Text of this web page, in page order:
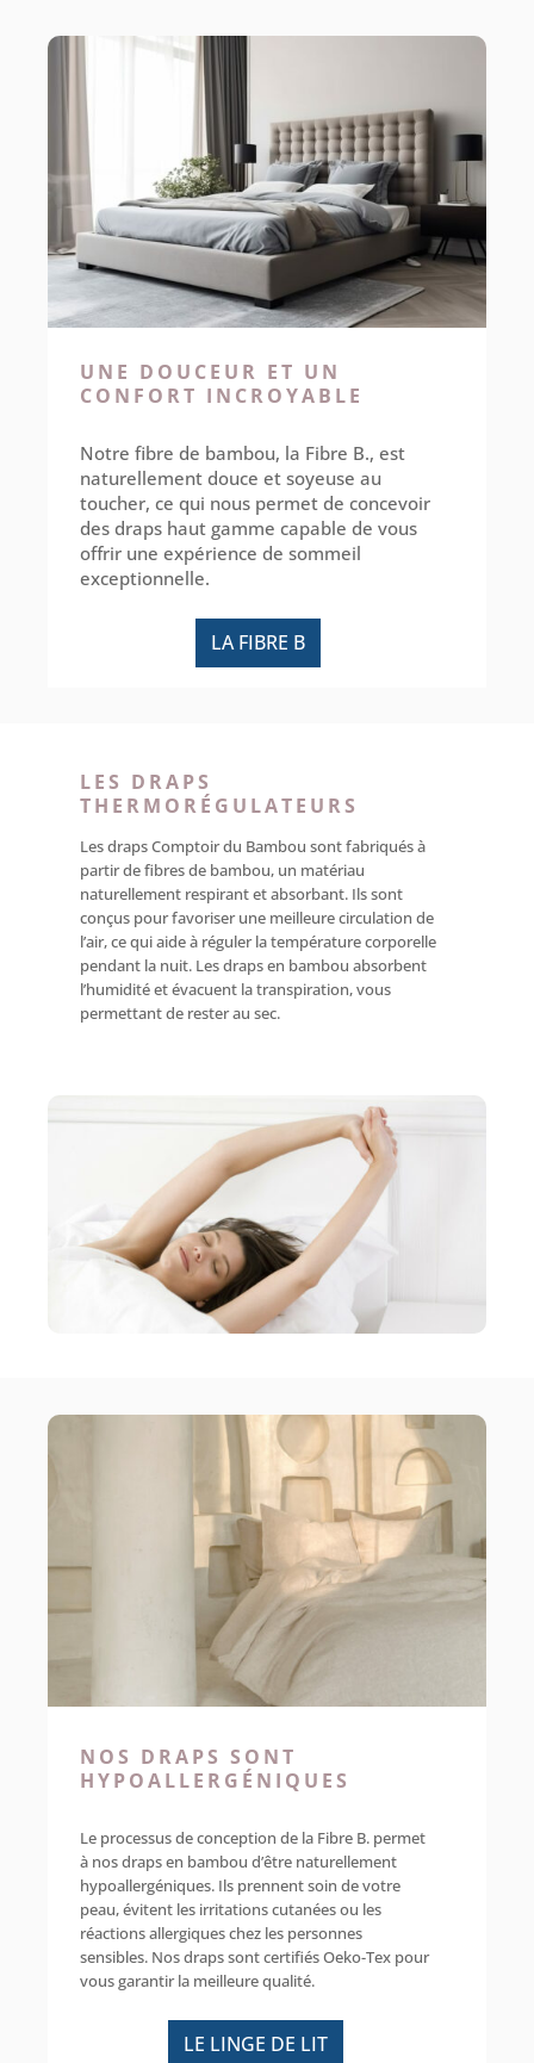
UNE DOUCEUR ET UN
CONFORT INCROYABLE
Notre fibre de bambou, la Fibre B., est
naturellement douce et soyeuse au
toucher, ce qui nous permet de concevoir
des draps haut gamme capable de vous
offrir une expérience de sommeil
exceptionnelle.
LA FIBRE B
LES DRAPS
THERMORÉGULATEURS
Les draps Comptoir du Bambou sont fabriqués à
partir de fibres de bambou, un matériau
naturellement respirant et absorbant. Ils sont
conçus pour favoriser une meilleure circulation de
l’air, ce qui aide à réguler la température corporelle
pendant la nuit. Les draps en bambou absorbent
l’humidité et évacuent la transpiration, vous
permettant de rester au sec.
NOS DRAPS SONT
HYPOALLERGÉNIQUES
Le processus de conception de la Fibre B. permet
à nos draps en bambou d’être naturellement
hypoallergéniques. Ils prennent soin de votre
peau, évitent les irritations cutanées ou les
réactions allergiques chez les personnes
sensibles. Nos draps sont certifiés Oeko-Tex pour
vous garantir la meilleure qualité.
LE LINGE DE LIT